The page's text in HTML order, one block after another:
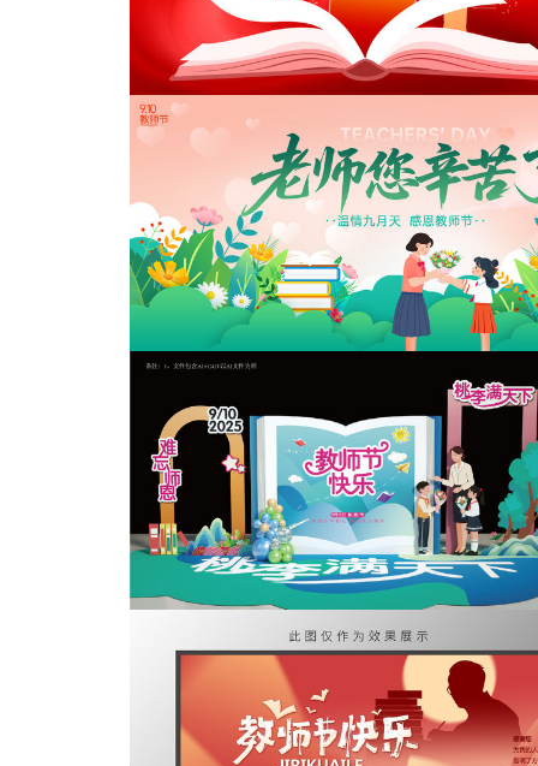
知识之门
教师节舞台背景
教师节展板
教师节